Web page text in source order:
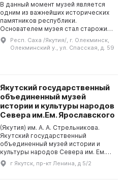
В данный момент музей является
одним из важнейших исторических
памятников республики.
Основателем музея стал старожил
района, советско-партийный
работник Василий Еремеевич
Корнилов. В последующие годы...
Респ. Саха /Якутия/, г. Олекминск,
Олекминский у., ул. Спасская, д. 59
Якутский государственный
объединенный музей
истории и культуры народов
Севера им.Ем. Ярославского
(Якутия) им. А. А. Стрельникова.
Якутский государственный
объединенный музей истории и
культуры народов Севера им. Ем.
Ярославского был основан в 1887
году. Он является старейшим
г Якутск, пр-кт Ленина, д 5/2